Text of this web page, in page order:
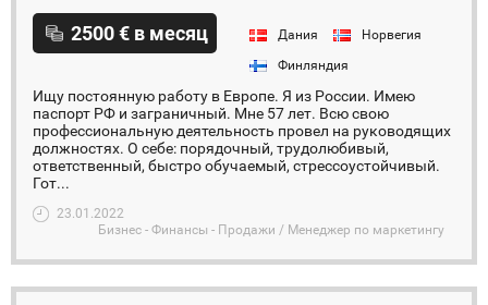
2500 € в месяц Дания
Норвегия
Финляндия
Ищу постоянную работу в Европе. Я из России. Имею
паспорт РФ и заграничный. Мне 57 лет. Всю свою
профессиональную деятельность провел на руководящих
должностях. О себе: порядочный, трудолюбивый,
ответственный, быстро обучаемый, стрессоустойчивый.
Гот...
23.01.2022
Бизнес - Финансы - Продажи / Менеджер по маркетингу